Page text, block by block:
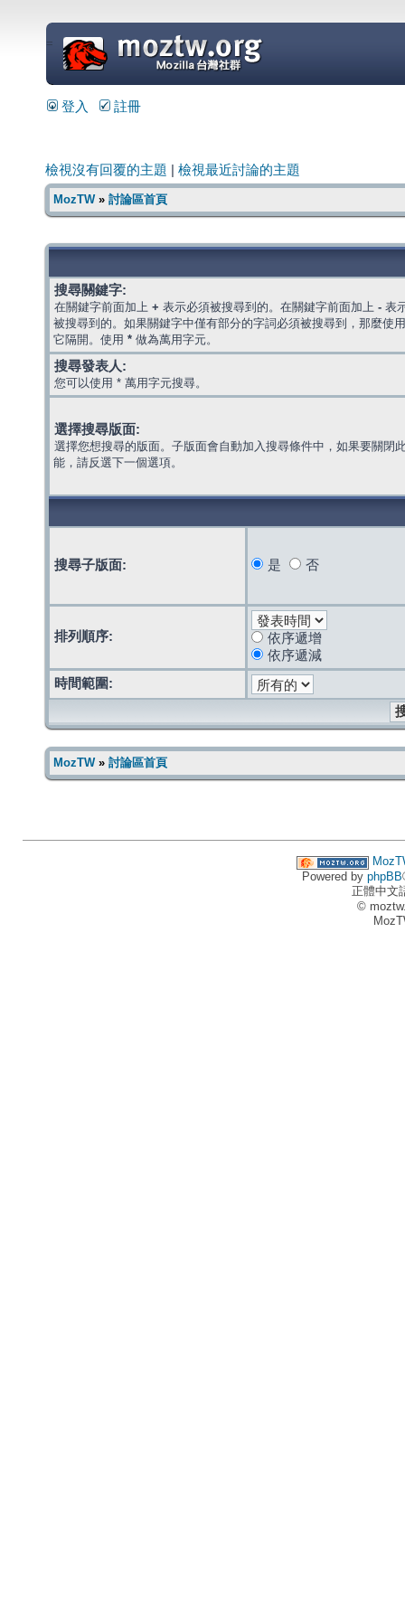
=
登入 註冊
檢視沒有回覆的主題 檢視最近討論的主題
MozTW» 討論區首頁
搜尋關鍵字:
在關鍵字前面加上 + 表示必須被搜尋到的。在關鍵字前面加上 - 表
被搜尋到的。如果關鍵字中僅有部分的字詞必須被搜尋到，那麼使
它隔開。使用 * 做為萬用字元。
搜尋發表人:
您可以使用 * 萬用字元搜尋。
選擇搜尋版面:
選擇您想搜尋的版面。子版面會自動加入搜尋條件中，如果要關閉
能，請反選下一個選項。
搜尋子版面: 是 否
排列順序:
依序遞增
依序遞減
時間範圍:
MozTW» 討論區首頁
Powered by phpBB
正體中文
©